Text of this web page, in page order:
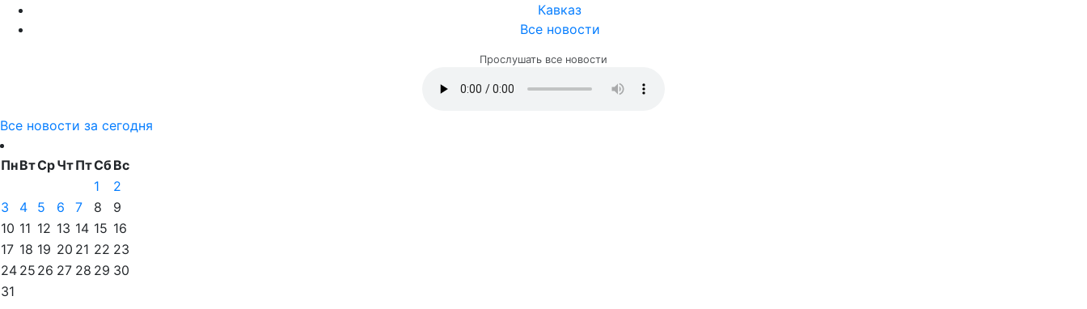
Кавказ
Все новости
Прослушать все новости
Все новости за сегодня
ПнВтСрЧтПтСбВс
1
2
3
4 5 6 7 8
9
10 11 12 13 14 15 16
17 18 19 20 21 22 23
24 25 26 27 28 29 30
31